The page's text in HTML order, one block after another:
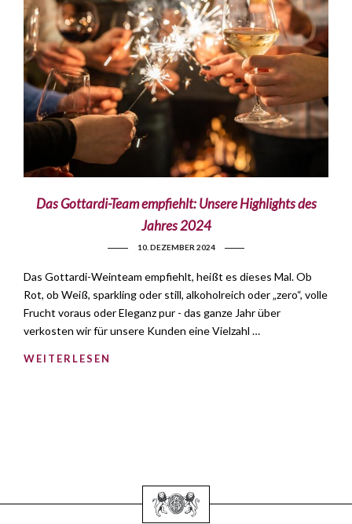
Das Gottardi-Team empfiehlt: Unsere Highlights des
Jahres 2024
10. DEZEMBER 2024
Das Gottardi-Weinteam empfiehlt, heißt es dieses Mal. Ob
Rot, ob Weiß, sparkling oder still, alkoholreich oder „zero“, volle
Frucht voraus oder Eleganz pur - das ganze Jahr über
verkosten wir für unsere Kunden eine Vielzahl …
WEITERLESEN